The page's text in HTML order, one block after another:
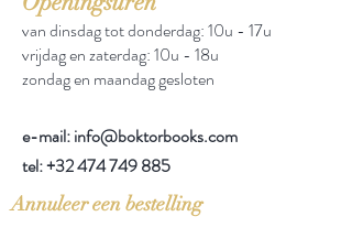
van dinsdag tot donderdag: 10u - 17u
vrijdag en zaterdag: 10u - 18u
zondag en maandag gesloten
e-mail: info@boktorbooks.com
tel:+32 474 749 885
Annuleer een bestelling